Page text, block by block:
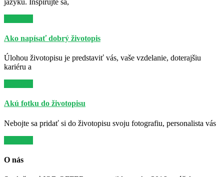
Ako napísať dobrý životopis
Úlohou životopisu je predstaviť vás, vaše vzdelanie, doterajšiu
kariéru a
Akú fotku do životopisu
Nebojte sa pridať si do životopisu svoju fotografiu, personalista vás
O nás